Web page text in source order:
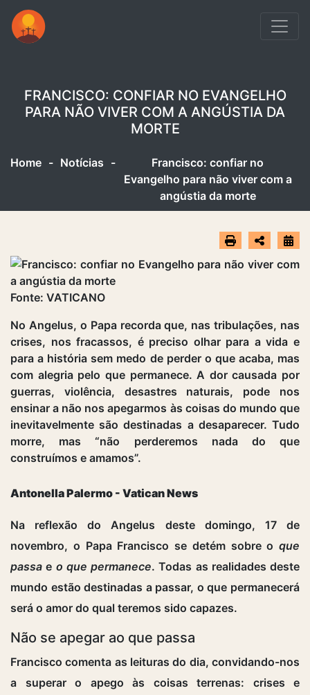
FRANCISCO: CONFIAR NO EVANGELHO
PARA NÃO VIVER COM A ANGÚSTIA DA
MORTE
Home - Notícias -
Francisco: confiar no
Evangelho para não viver com a
angústia da morte
Fonte: VATICANO
No Angelus, o Papa recorda que, nas tribulações, nas
crises, nos fracassos, é preciso olhar para a vida e
para a história sem medo de perder o que acaba, mas
com alegria pelo que permanece. A dor causada por
guerras, violência, desastres naturais, pode nos
ensinar a não nos apegarmos às coisas do mundo que
inevitavelmente são destinadas a desaparecer. Tudo
morre, mas “não perderemos nada do que
construímos e amamos”.
Antonella Palermo - Vatican News
Na reflexão do Angelus deste domingo, 17 de
novembro, o Papa Francisco se detém sobre o que
passa e o que permanece. Todas as realidades deste
mundo estão destinadas a passar, o que permanecerá
será o amor do qual teremos sido capazes.
Não se apegar ao que passa
Francisco comenta as leituras do dia, convidando-nos
a superar o apego às coisas terrenas: crises e